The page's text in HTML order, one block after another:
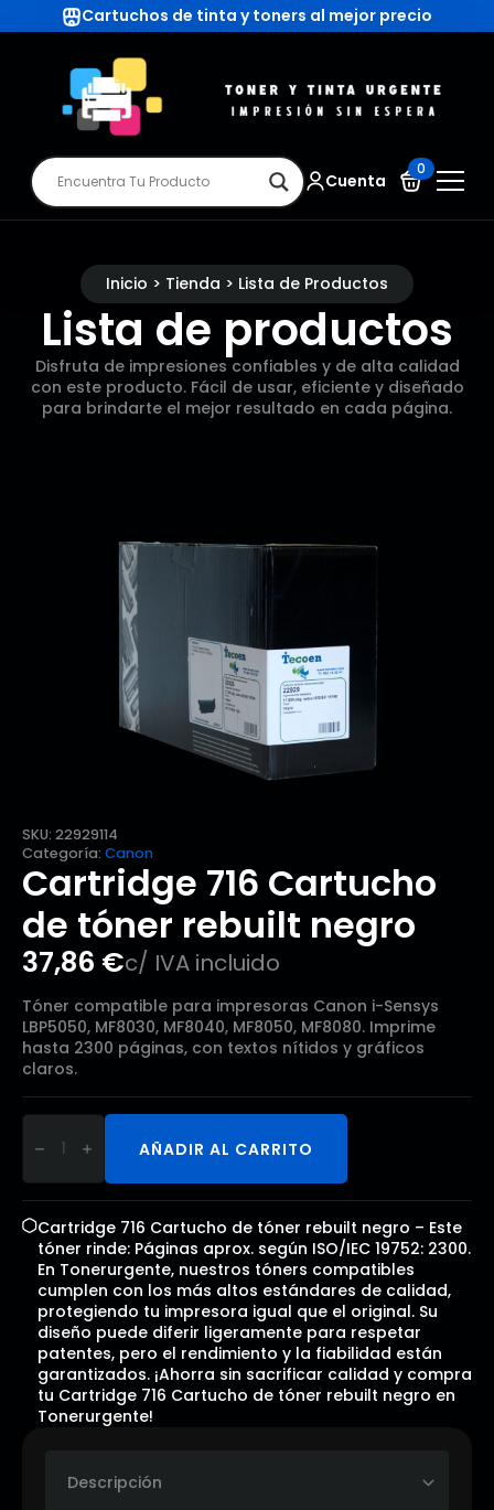
Cartuchos de tinta y toners al mejor precio
Cuenta
0
Inicio > Tienda > Lista de Productos
Lista de productos
Disfruta de impresiones confiables y de alta calidad
con este producto. Fácil de usar, eficiente y diseñado
para brindarte el mejor resultado en cada página.
SKU: 22929114
Categoría: Canon
Cartridge 716 Cartucho
de tóner rebuilt negro
37,86 €c/ IVA incluido
Tóner compatible para impresoras Canon i-Sensys
LBP5050, MF8030, MF8040, MF8050, MF8080. Imprime
hasta 2300 páginas, con textos nítidos y gráficos
claros.
Cartridge
Cartucho
rebuilt
negro
cantidad
AÑADIR AL CARRITO
Cartridge 716 Cartucho de tóner rebuilt negro – Este
tóner rinde: Páginas aprox. según ISO/IEC 19752: 2300.
En Tonerurgente, nuestros tóners compatibles
cumplen con los más altos estándares de calidad,
protegiendo tu impresora igual que el original. Su
diseño puede diferir ligeramente para respetar
patentes, pero el rendimiento y la fiabilidad están
garantizados. ¡Ahorra sin sacrificar calidad y compra
tu Cartridge 716 Cartucho de tóner rebuilt negro en
Tonerurgente!